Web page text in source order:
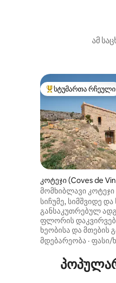
ამ
სტუმართა რჩეული
სტუმართა რჩეული
კოტეჯი (Coves de
მომხიბლავი კოტეჯი
Pura Vida
სიჩუმე, სიმშვიდე და
განსაკუთრებულ
ფლორის
ხეობისა და მთების
ხედები. Natura
400 მეტრში
საერთო საცურაო
მდებარეობა · ფასი/